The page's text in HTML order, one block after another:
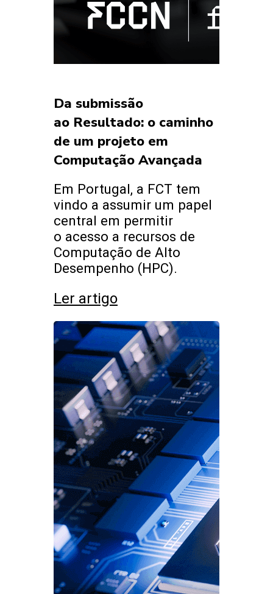
Da submissão
ao Resultado: o caminho
de um projeto em
Computação Avançada
Em Portugal, a FCT tem
vindo a assumir um papel
central em permitir
o acesso a recursos de
Computação de Alto
Desempenho (HPC).
Ler artigo